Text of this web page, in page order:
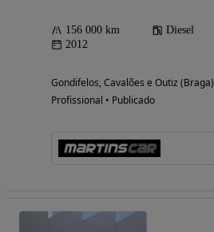
156 000 km Diesel
2012
Gondifelos, Cavalões e Outiz (Braga)
Profissional • Publicado